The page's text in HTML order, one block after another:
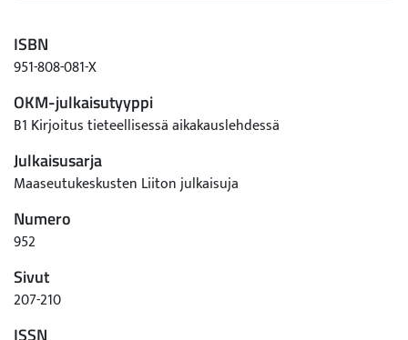
ISBN
951-808-081-X
OKM-julkaisutyyppi
B1 Kirjoitus tieteellisessä aikakauslehdessä
Julkaisusarja
Maaseutukeskusten Liiton julkaisuja
Numero
952
Sivut
207-210
ISSN